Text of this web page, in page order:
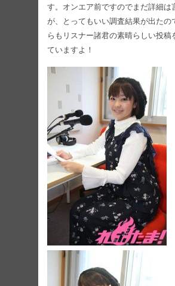
す。オンエア前ですのでまだ詳細は
が、とってもいい調査結果が出たの
らもリスナー諸君の素晴らしい投稿
ていますよ！